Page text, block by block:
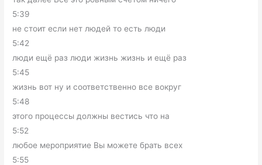
5:39
не стоит если нет людей то есть люди
5:42
люди ещё раз люди жизнь жизнь и ещё раз
5:45
жизнь вот ну и соответственно все вокруг
5:48
этого процессы должны вестись что на
5:52
любое мероприятие Вы можете брать всех
5:55